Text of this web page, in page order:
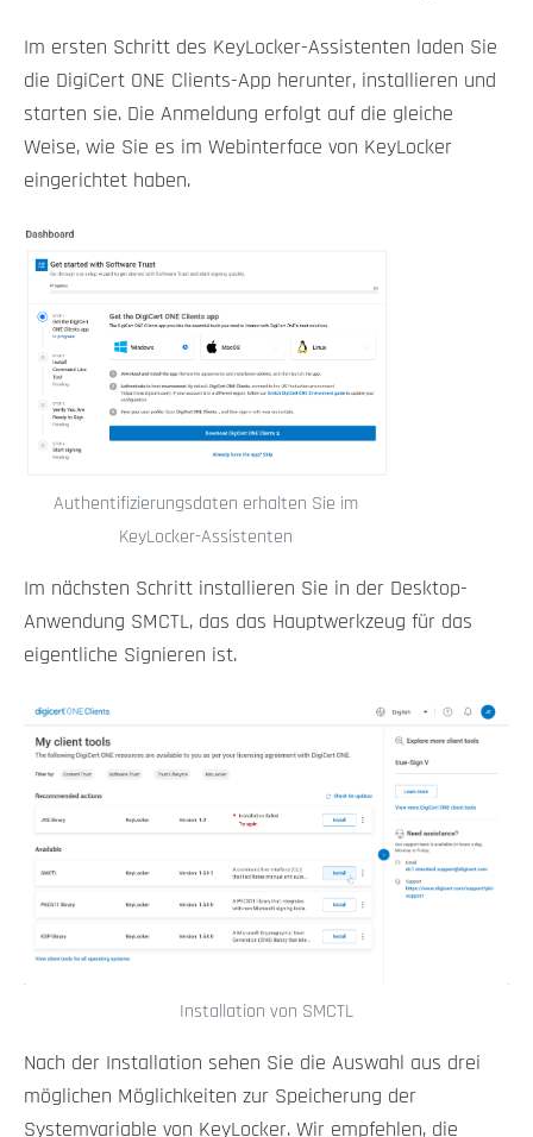
Im ersten Schritt des KeyLocker-Assistenten laden Sie
die DigiCert ONE Clients-App herunter, installieren und
starten sie. Die Anmeldung erfolgt auf die gleiche
Weise, wie Sie es im Webinterface von KeyLocker
eingerichtet haben.
Authentifizierungsdaten erhalten Sie im
KeyLocker-Assistenten
Im nächsten Schritt installieren Sie in der Desktop-
Anwendung SMCTL, das das Hauptwerkzeug für das
eigentliche Signieren ist.
Installation von SMCTL
Nach der Installation sehen Sie die Auswahl aus drei
möglichen Möglichkeiten zur Speicherung der
Systemvariable von KeyLocker. Wir empfehlen, die